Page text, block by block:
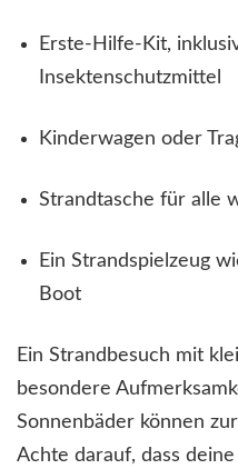
Erste-Hilfe-Kit,
Insektenschutzmittel
Kinderwagen oder
Strandtasche für alle
Ein Strandspielzeug
Boot
Ein Strandbesuch mit
besondere
Sonnenbäder können
Achte darauf, dass